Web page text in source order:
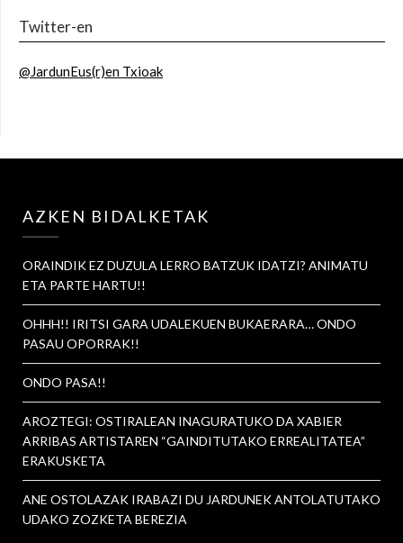
Twitter-en
@JardunEus(r)en Txioak
AZKEN BIDALKETAK
ORAINDIK EZ DUZULA LERRO BATZUK IDATZI? ANIMATU
ETA PARTE HARTU!!
OHHH!! IRITSI GARA UDALEKUEN BUKAERARA… ONDO
PASAU OPORRAK!!
ONDO PASA!!
AROZTEGI: OSTIRALEAN INAGURATUKO DA XABIER
ARRIBAS ARTISTAREN “GAINDITUTAKO ERREALITATEA”
ERAKUSKETA
ANE OSTOLAZAK IRABAZI DU JARDUNEK ANTOLATUTAKO
UDAKO ZOZKETA BEREZIA